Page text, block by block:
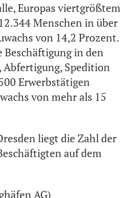
Europas viertgrößtem
Menschen in über
von 14,2 Prozent.
in den
Spedition
Erwerbstätigen
von mehr als 15
liegt die Zahl der
auf dem
AG)